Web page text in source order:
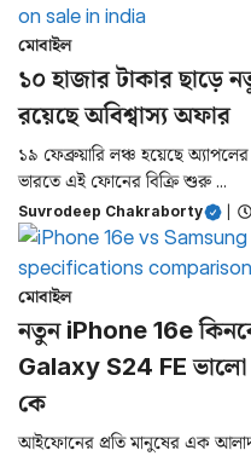
মোবাইল
১০ হাজার টাকার ছাড়ে
রয়েছে অবিশ্বাস্য অফার
১৯ ফেব্রুয়ারি লঞ্চ হয়েছে
ভারতে এই ফোনের বিক্রি শুরু ...
Suvrodeep Chakraborty
মোবাইল
নতুন iPhone 16e
Galaxy S24 FE ভালো
কে
আইফোনের প্রতি মানুষের এক